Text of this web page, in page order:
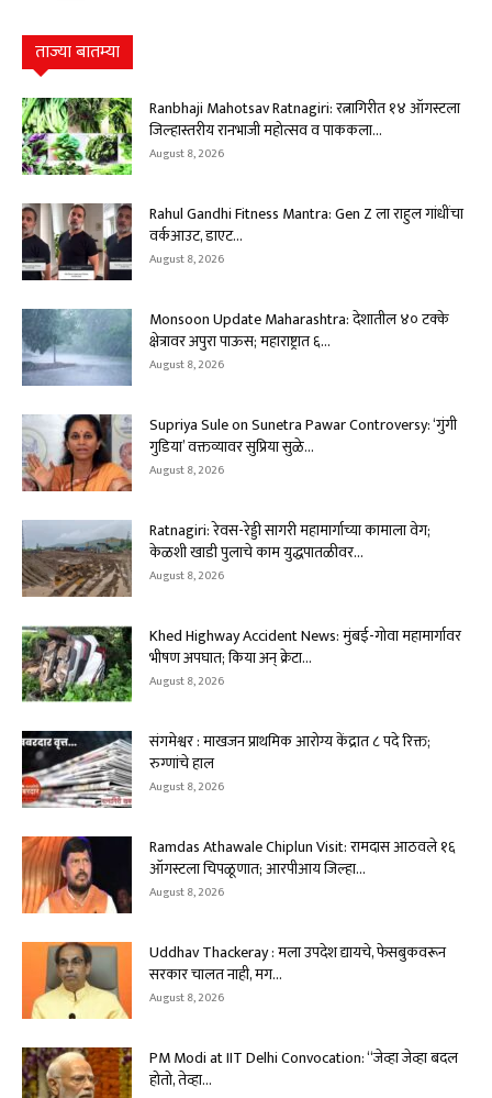
ताज्या बातम्या
Ranbhaji Mahotsav Ratnagiri: रत्नागिरीत १४ ऑगस्टला
जिल्हास्तरीय रानभाजी महोत्सव व पाककला...
August 8, 2026
Rahul Gandhi Fitness Mantra: Gen Z ला राहुल गांधींचा
वर्कआउट, डाएट...
August 8, 2026
Monsoon Update Maharashtra: देशातील ४० टक्के
क्षेत्रावर अपुरा पाऊस; महाराष्ट्रात ६...
August 8, 2026
Supriya Sule on Sunetra Pawar Controversy: ‘गुंगी
गुडिया’ वक्तव्यावर सुप्रिया सुळे...
August 8, 2026
Ratnagiri: रेवस-रेड्डी सागरी महामार्गाच्या कामाला वेग;
केळशी खाडी पुलाचे काम युद्धपातळीवर...
August 8, 2026
Khed Highway Accident News: मुंबई-गोवा महामार्गावर
भीषण अपघात; किया अन् क्रेटा...
August 8, 2026
संगमेश्वर : माखजन प्राथमिक आरोग्य केंद्रात ८ पदे रिक्त;
रुग्णांचे हाल
August 8, 2026
Ramdas Athawale Chiplun Visit: रामदास आठवले १६
ऑगस्टला चिपळूणात; आरपीआय जिल्हा...
August 8, 2026
Uddhav Thackeray : मला उपदेश द्यायचे, फेसबुकवरून
सरकार चालत नाही, मग...
August 8, 2026
PM Modi at IIT Delhi Convocation: “जेव्हा जेव्हा बदल
होतो, तेव्हा...